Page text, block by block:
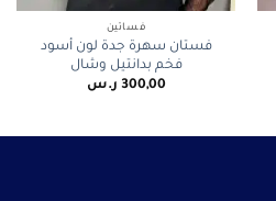
فساتين
فستان سهرة جدة لون أسود
فخم بدانتيل وشال
300,00 ر.س